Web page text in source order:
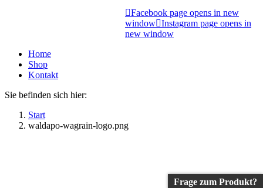
Facebook page opens in new
window Instagram page opens in
new window
Home
Shop
Kontakt
Sie befinden sich hier:
Start
waldapo-wagrain-logo.png
Frage zum Produkt?